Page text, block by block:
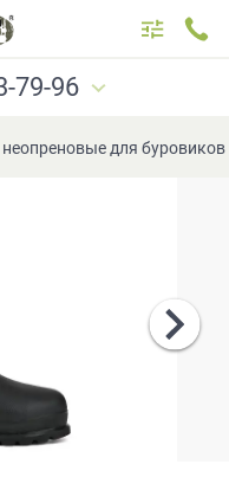
79-96
МОСКВА
96
96
96
96
96
для